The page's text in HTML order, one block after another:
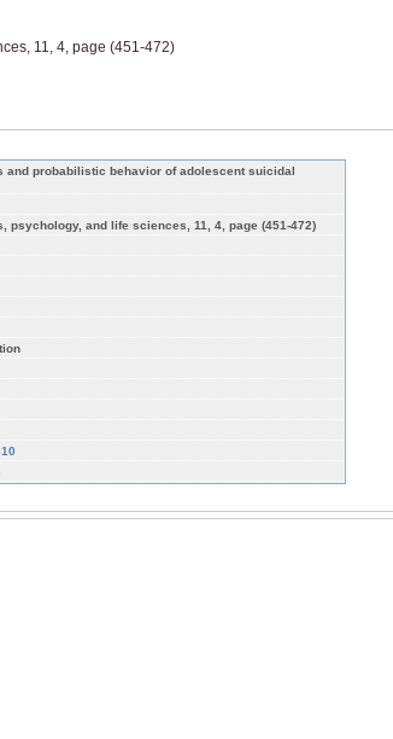
11, 4, page (451-472)
and probabilistic behavior of adolescent suicidal
psychology, and life sciences, 11, 4, page (451-472)